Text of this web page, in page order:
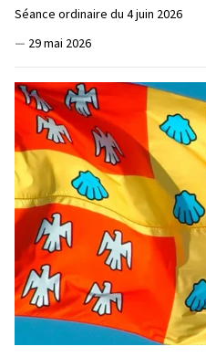
Séance ordinaire du 4 juin 2026
— 29 mai 2026